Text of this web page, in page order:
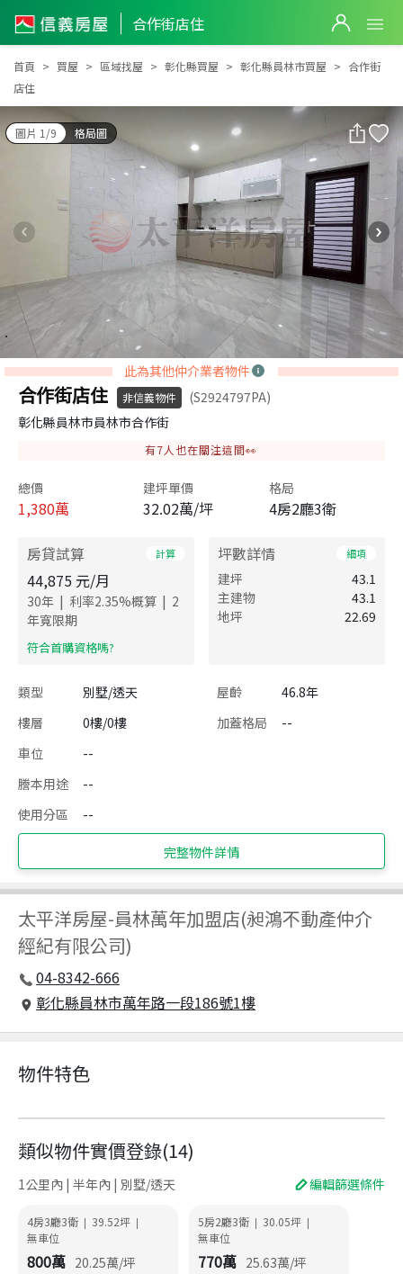
合作街店住
合作街店住
首頁 買屋 區域找屋 彰化縣買屋 彰化縣員林市買屋
合作街
店住
圖片 1/9 格局圖
此為其他仲介業者物件
合作街店住 非信義物件
(S2924797PA)
彰化縣員林市員林市合作街
有7人也在關注這間👀
總價
1,380萬
建坪單價
32.02萬/坪
格局
4房2廳3衛
房貸試算 計算
44,875 元/月
30年 | 利率2.35%概算 | 2
年寬限期
​符合首購資格嗎?
坪數詳情 細項
建坪
43.1
主建物
43.1
地坪
22.69
類型 別墅/透天 屋齡
46.8年
樓層
0樓/0樓 加蓋格局
--
車位
--
謄本用途
--
使用分區
--
完整物件詳情
太平洋房屋-員林萬年加盟店(昶鴻不動產仲介
經紀有限公司)
04-8342-666
彰化縣員林市萬年路一段186號1樓
物件特色
類似物件實價登錄(14)
1公里內 | 半年內 | 別墅/透天 編輯篩選條件
4房3廳3衛 | 39.52坪 |
無車位
800萬 20.25萬/坪
5房2廳3衛 | 30.05坪 |
無車位
770萬 25.63萬/坪